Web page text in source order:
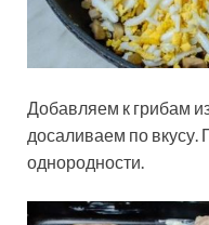
Добавляем к грибам
досаливаем по
однородности.